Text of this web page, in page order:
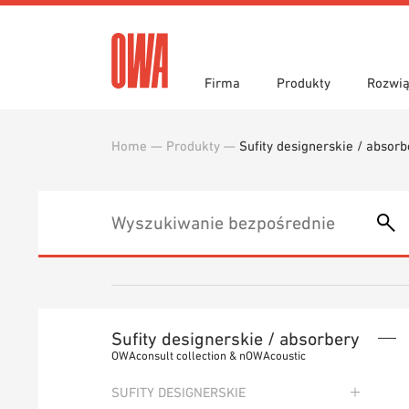
Firma
Historia
Produkty
Przegląd produktów
Funkcje
Home — Produkty — Sufity designerskie /
Sufity designerskie / absorbery
OWAconsult collection & nOWAcoustic
SUFITY DESIGNERSKIE